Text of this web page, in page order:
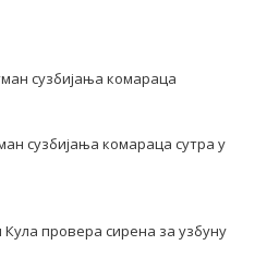
сузбијања комараца
сузбијања комараца сутра у
провера сирена за узбуну